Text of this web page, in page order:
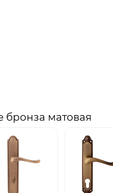
бронза матовая